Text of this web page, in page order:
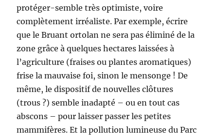
protéger-semble très optimiste, voire
complètement irréaliste. Par exemple, écrire
que le Bruant ortolan ne sera pas éliminé de la
zone grâce à quelques hectares laissées à
l’agriculture (fraises ou plantes aromatiques)
frise la mauvaise foi, sinon le mensonge ! De
même, le dispositif de nouvelles clôtures
(trous ?) semble inadapté – ou en tout cas
abscons – pour laisser passer les petites
mammifères. Et la pollution lumineuse du Parc